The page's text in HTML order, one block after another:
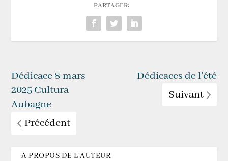
PARTAGER:
Dédicace 8 mars
2025 Cultura
Aubagne
Précédent
Dédicaces de l’été
Suivant
A PROPOS DE L'AUTEUR